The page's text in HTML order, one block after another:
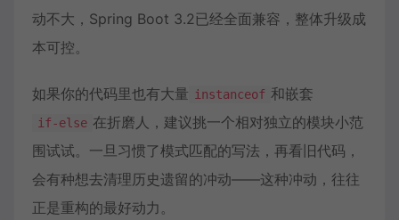
动不大，Spring Boot 3.2已经全面兼容，整体升级成
本可控。
如果你的代码里也有大量 instanceof 和嵌套
if-else 在折磨人，建议挑一个相对独立的模块小范
围试试。一旦习惯了模式匹配的写法，再看旧代码，
会有种想去清理历史遗留的冲动——这种冲动，往往
正是重构的最好动力。